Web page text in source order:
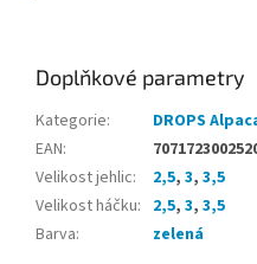
Doplňkové parametry
Kategorie:
DROPS
EAN:
Velikost jehlic: 2,5, 3, 3,5
Velikost háčku: 2,5, 3, 3,5
Barva: zelená